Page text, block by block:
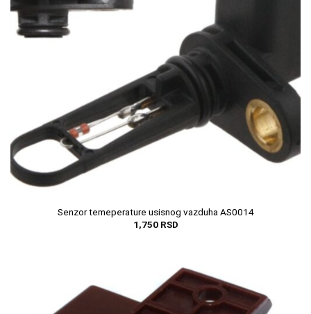
Senzor temeperature usisnog vazduha AS0014
1,750 RSD